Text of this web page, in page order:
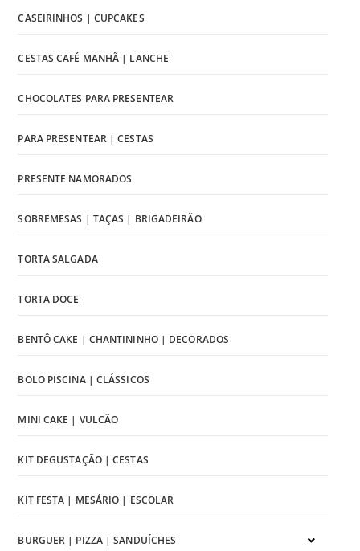
CASEIRINHOS | CUPCAKES
CESTAS CAFÉ MANHÃ | LANCHE
CHOCOLATES PARA PRESENTEAR
PARA PRESENTEAR | CESTAS
PRESENTE NAMORADOS
SOBREMESAS | TAÇAS | BRIGADEIRÃO
TORTA SALGADA
TORTA DOCE
BENTÔ CAKE | CHANTININHO | DECORADOS
BOLO PISCINA | CLÁSSICOS
MINI CAKE | VULCÃO
KIT DEGUSTAÇÃO | CESTAS
KIT FESTA | MESÁRIO | ESCOLAR
BURGUER | PIZZA | SANDUÍCHES